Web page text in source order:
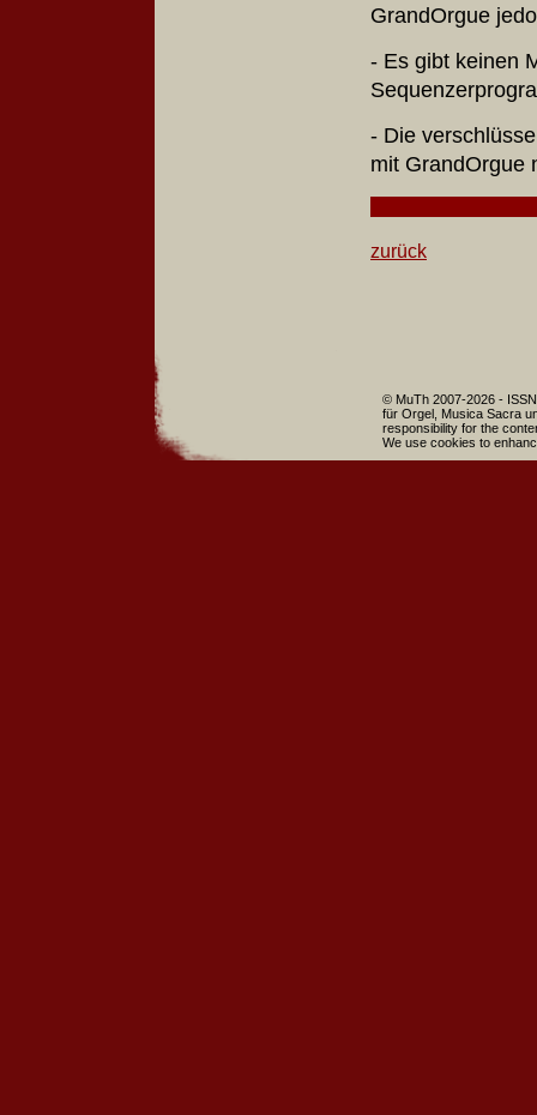
GrandOrgue
- Es gibt keinen
- Die
mit GrandOrgue
zurück
© MuTh 2007-2026 -
für Orgel, Musica Sacra
responsibility for the
We use cookies to